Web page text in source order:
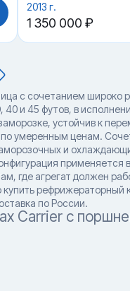
2013 г.
1 350 000 ₽
с сочетанием широко
и 45 футов, в
устойчив к
умеренным ценам.
и
применяется
где агрегат должен
рефрижераторный
по России.
Carrier с